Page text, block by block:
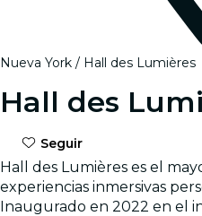
Nueva York Hall des Lumières
Hall des
Seguir
Hall des Lumières es el
experiencias inmersivas
Inaugurado en 2022 en el